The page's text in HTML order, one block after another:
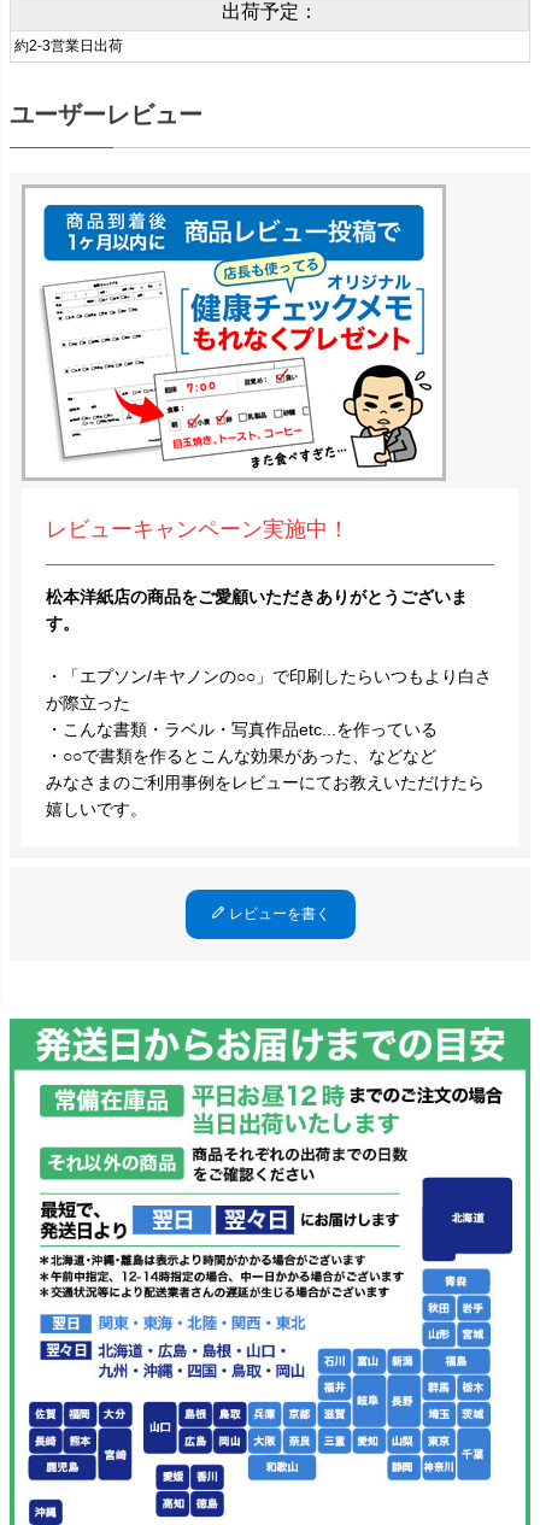
出荷予定：
約2-3営業日出荷
ユーザーレビュー
レビューキャンペーン実施中！
松本洋紙店の商品をご愛顧いただきありがとうございま
す。
・「エプソン/キヤノンの○○」で印刷したらいつもより白さ
が際立った
・こんな書類・ラベル・写真作品etc...を作っている
・○○で書類を作るとこんな効果があった、などなど
みなさまのご利用事例をレビューにてお教えいただけたら
嬉しいです。
レビューを書く